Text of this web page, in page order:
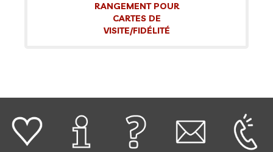
RANGEMENT POUR
CARTES DE
VISITE/FIDÉLITÉ